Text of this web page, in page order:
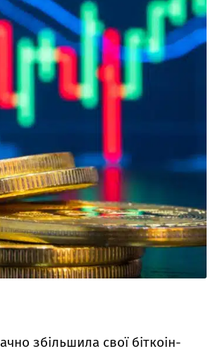
збільшила свої біткоін-